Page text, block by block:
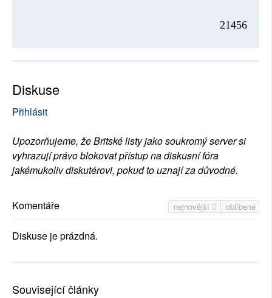
21456
Diskuse
Přihlásit
Upozorňujeme, že Britské listy jako soukromý server si
vyhrazují právo blokovat přístup na diskusní fóra
jakémukoliv diskutérovi, pokud to uznají za důvodné.
nejnovější oblíbené
Komentáře
Diskuse je prázdná.
Související články